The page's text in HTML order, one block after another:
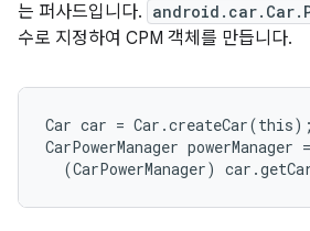
는 퍼사드입니다.
수로 지정하여 CPM 객체를 만듭니다.
Car car = Car.createCar(this);
CarPowerManager powerManager =
(CarPowerManager)